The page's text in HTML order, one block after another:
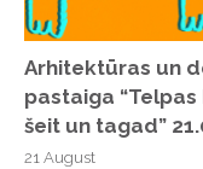
Arhitektūras un
pastaiga “Telpas
šeit un tagad”
21 August